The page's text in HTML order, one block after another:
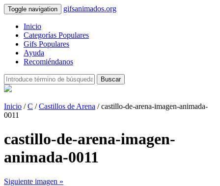
Toggle navigation gifsanimados.org
Inicio
Categorías Populares
Gifs Populares
Ayuda
Recomiéndanos
Buscar
Inicio /C /Castillos de Arena / castillo-de-arena-imagen-animada-
0011
castillo-de-arena-imagen-
animada-0011
Siguiente imagen »